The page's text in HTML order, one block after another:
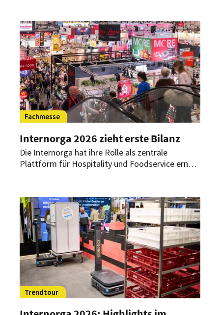
zukunftsweisende Zeichen.
Fachmesse
Internorga 2026 zieht erste Bilanz
Die Internorga hat ihre Rolle als zentrale
Plattform für Hospitality und Foodservice erneut
mehr als 1.200 Ausstellern, zusätzlicher
Ausstellungsfläche und einer Vielzahl an Trends
und Impulsen als wichtiger Impulsgeber für die
Branche.
Trendtour